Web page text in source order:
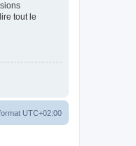
tout le
UTC+02:00